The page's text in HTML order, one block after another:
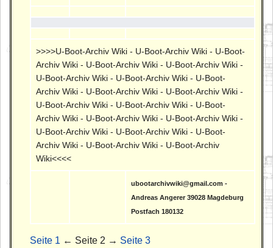
>>>>U-Boot-Archiv Wiki - U-Boot-Archiv Wiki - U-Boot-
Archiv Wiki - U-Boot-Archiv Wiki - U-Boot-Archiv Wiki -
U-Boot-Archiv Wiki - U-Boot-Archiv Wiki - U-Boot-
Archiv Wiki - U-Boot-Archiv Wiki - U-Boot-Archiv Wiki -
U-Boot-Archiv Wiki - U-Boot-Archiv Wiki - U-Boot-
Archiv Wiki - U-Boot-Archiv Wiki - U-Boot-Archiv Wiki -
U-Boot-Archiv Wiki - U-Boot-Archiv Wiki - U-Boot-
Archiv Wiki - U-Boot-Archiv Wiki - U-Boot-Archiv
Wiki<<<<
ubootarchivwiki@gmail.com -
Andreas Angerer 39028 Magdeburg
Postfach 180132
Seite 1 ← Seite 2 → Seite 3